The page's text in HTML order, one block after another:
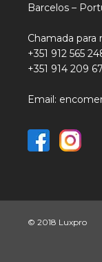
Barcelos –
Chamada para
+351 912 565
+351 914 209
Email:
© 2018 Luxpro